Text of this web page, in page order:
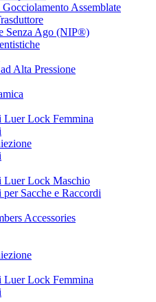
Assemblate
Senza Ago (NIP®)
Alta Pressione
Luer Lock Femmina
Luer Lock Maschio
Sacche e Raccordi
Accessories
Luer Lock Femmina